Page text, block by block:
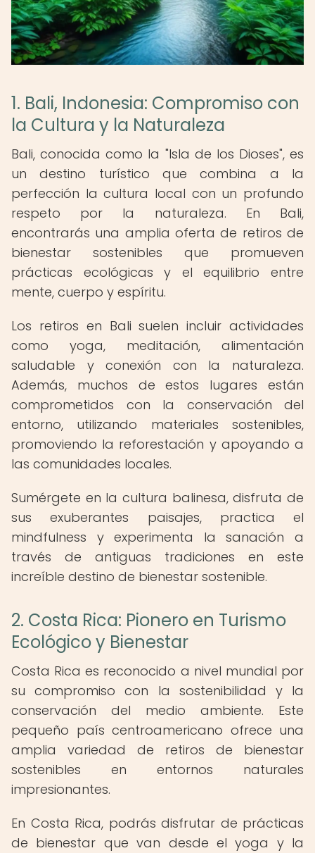
1. Bali, Indonesia: Compromiso con
la Cultura y la Naturaleza
Bali, conocida como la "Isla de los Dioses", es
un destino turístico que combina a la
perfección la cultura local con un profundo
respeto por la naturaleza. En Bali,
encontrarás una amplia oferta de retiros de
bienestar sostenibles que promueven
prácticas ecológicas y el equilibrio entre
mente, cuerpo y espíritu.
Los retiros en Bali suelen incluir actividades
como yoga, meditación, alimentación
saludable y conexión con la naturaleza.
Además, muchos de estos lugares están
comprometidos con la conservación del
entorno, utilizando materiales sostenibles,
promoviendo la reforestación y apoyando a
las comunidades locales.
Sumérgete en la cultura balinesa, disfruta de
sus exuberantes paisajes, practica el
mindfulness y experimenta la sanación a
través de antiguas tradiciones en este
increíble destino de bienestar sostenible.
2. Costa Rica: Pionero en Turismo
Ecológico y Bienestar
Costa Rica es reconocido a nivel mundial por
su compromiso con la sostenibilidad y la
conservación del medio ambiente. Este
pequeño país centroamericano ofrece una
amplia variedad de retiros de bienestar
sostenibles en entornos naturales
impresionantes.
En Costa Rica, podrás disfrutar de prácticas
de bienestar que van desde el yoga y la